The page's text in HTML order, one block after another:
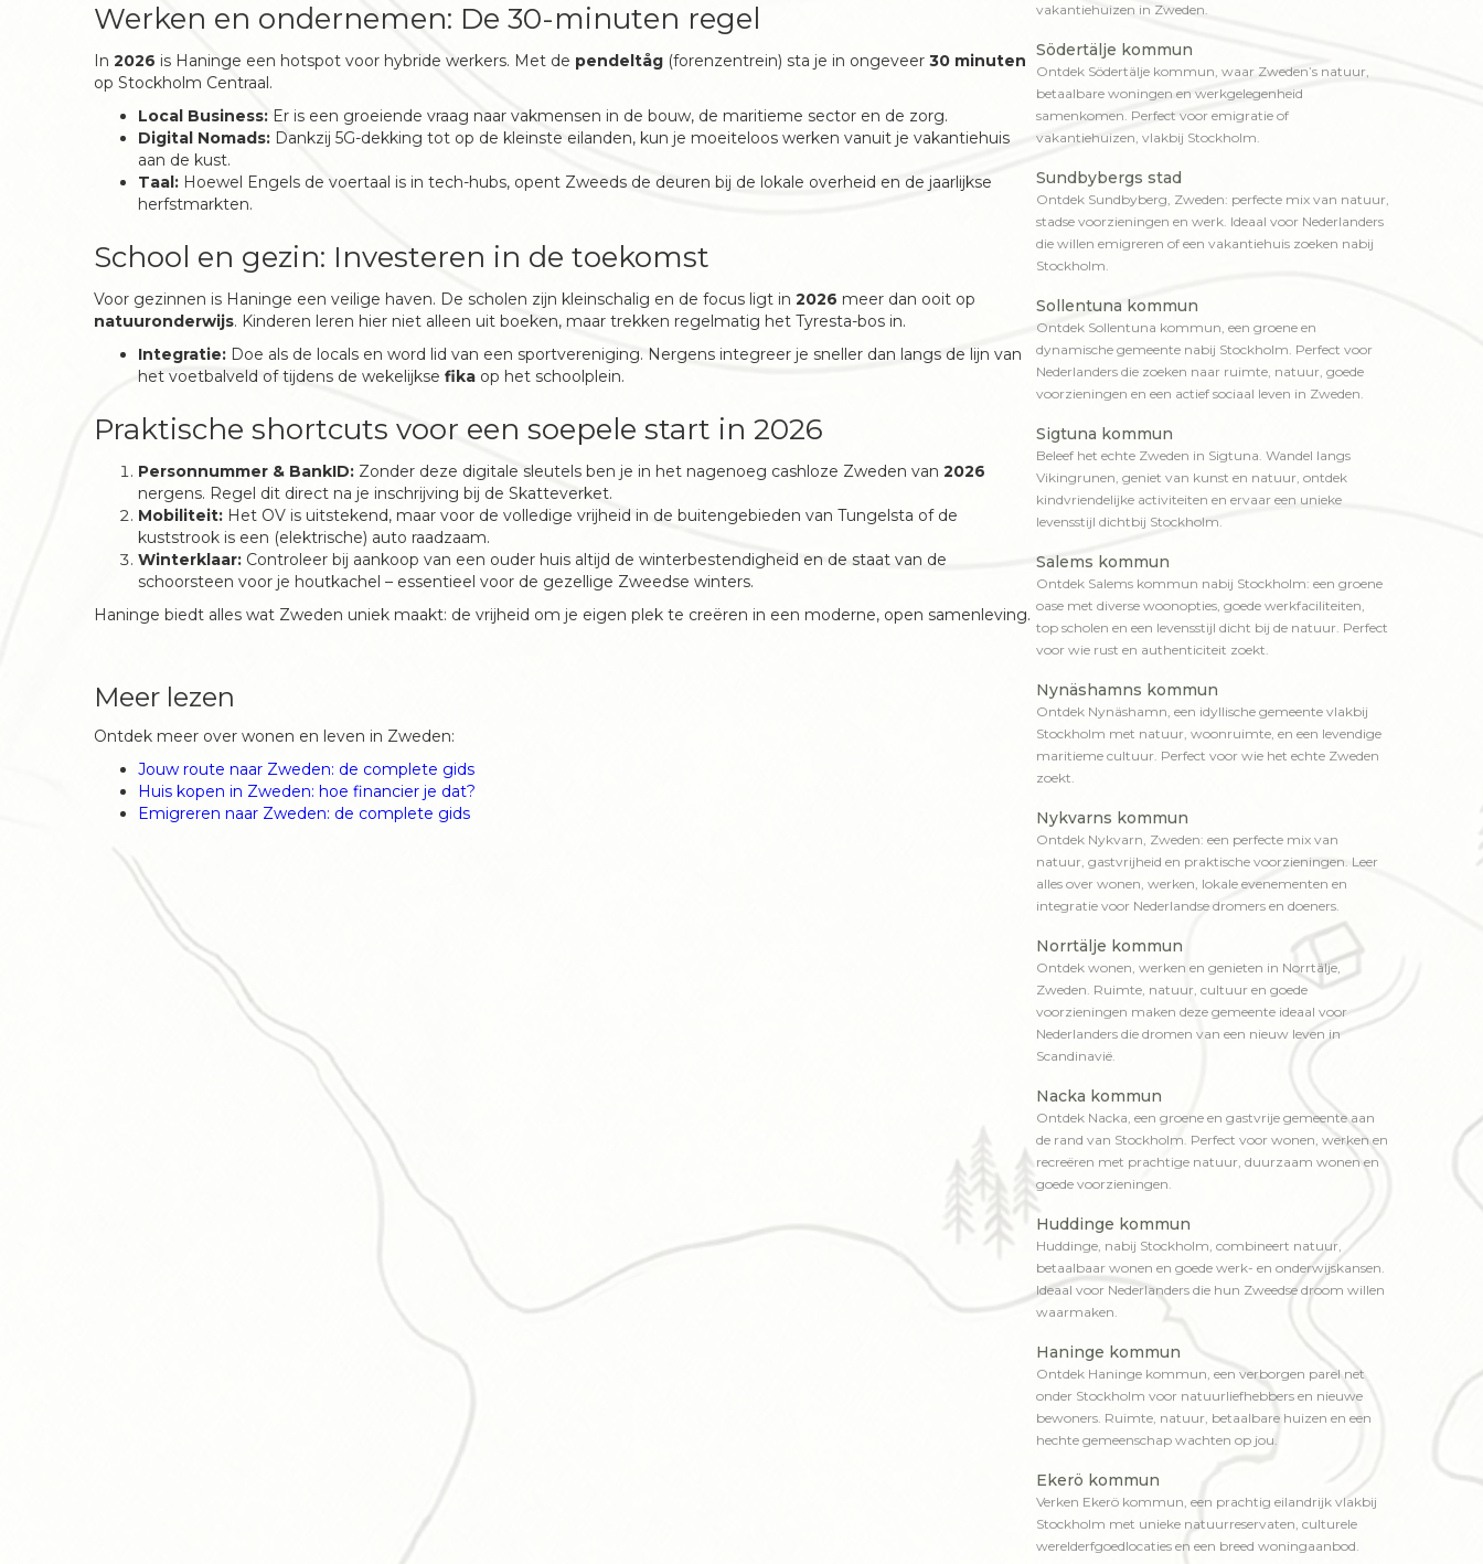
Werken en ondernemen: De 30-minuten regel
In2026 is Haninge een hotspot voor hybride werkers. Met de pendeltåg (forenzentrein) sta je in ongeveer30 minuten
op Stockholm Centraal.
Local Business: Er is een groeiende vraag naar vakmensen in de bouw, de maritieme sector en de zorg.
Digital Nomads: Dankzij 5G-dekking tot op de kleinste eilanden, kun je moeiteloos werken vanuit je vakantiehuis
aan de kust.
Taal: Hoewel Engels de voertaal is in tech-hubs, opent Zweeds de deuren bij de lokale overheid en de jaarlijkse
herfstmarkten.
School en gezin: Investeren in de toekomst
Voor gezinnen is Haninge een veilige haven. De scholen zijn kleinschalig en de focus ligt in2026 meer dan ooit op
natuuronderwijs. Kinderen leren hier niet alleen uit boeken, maar trekken regelmatig het Tyresta-bos in.
Integratie: Doe als de locals en word lid van een sportvereniging. Nergens integreer je sneller dan langs de lijn van
het voetbalveld of tijdens de wekelijksefika op het schoolplein.
Praktische shortcuts voor een soepele start in 2026
Personnummer & BankID: Zonder deze digitale sleutels ben je in het nagenoeg cashloze Zweden van2026
nergens. Regel dit direct na je inschrijving bij de Skatteverket.
Mobiliteit: Het OV is uitstekend, maar voor de volledige vrijheid in de buitengebieden van Tungelsta of de
kuststrook is een (elektrische) auto raadzaam.
Winterklaar: Controleer bij aankoop van een ouder huis altijd de winterbestendigheid en de staat van de
schoorsteen voor je houtkachel – essentieel voor de gezellige Zweedse winters.
Haninge biedt alles wat Zweden uniek maakt: de vrijheid om je eigen plek te creëren in een moderne, open samenleving.
Meer lezen
Ontdek meer over wonen en leven in Zweden:
Jouw route naar Zweden: de complete gids
Huis kopen in Zweden: hoe financier je dat?
Emigreren naar Zweden: de complete gids
vakantiehuizen in Zweden.
Södertälje kommun
Ontdek Södertälje kommun, waar Zweden’s natuur,
betaalbare woningen en werkgelegenheid
samenkomen. Perfect voor emigratie of
vakantiehuizen, vlakbij Stockholm.
Sundbybergs stad
Ontdek Sundbyberg, Zweden: perfecte mix van natuur,
stadse voorzieningen en werk. Ideaal voor Nederlanders
die willen emigreren of een vakantiehuis zoeken nabij
Stockholm.
Sollentuna kommun
Ontdek Sollentuna kommun, een groene en
dynamische gemeente nabij Stockholm. Perfect voor
Nederlanders die zoeken naar ruimte, natuur, goede
voorzieningen en een actief sociaal leven in Zweden.
Sigtuna kommun
Beleef het echte Zweden in Sigtuna. Wandel langs
Vikingrunen, geniet van kunst en natuur, ontdek
kindvriendelijke activiteiten en ervaar een unieke
levensstijl dichtbij Stockholm.
Salems kommun
Ontdek Salems kommun nabij Stockholm: een groene
oase met diverse woonopties, goede werkfaciliteiten,
top scholen en een levensstijl dicht bij de natuur. Perfect
voor wie rust en authenticiteit zoekt.
Nynäshamns kommun
Ontdek Nynäshamn, een idyllische gemeente vlakbij
Stockholm met natuur, woonruimte, en een levendige
maritieme cultuur. Perfect voor wie het echte Zweden
zoekt.
Nykvarns kommun
Ontdek Nykvarn, Zweden: een perfecte mix van
natuur, gastvrijheid en praktische voorzieningen. Leer
alles over wonen, werken, lokale evenementen en
integratie voor Nederlandse dromers en doeners.
Norrtälje kommun
Ontdek wonen, werken en genieten in Norrtälje,
Zweden. Ruimte, natuur, cultuur en goede
voorzieningen maken deze gemeente ideaal voor
Nederlanders die dromen van een nieuw leven in
Scandinavië.
Nacka kommun
Ontdek Nacka, een groene en gastvrije gemeente aan
de rand van Stockholm. Perfect voor wonen, werken en
recreëren met prachtige natuur, duurzaam wonen en
goede voorzieningen.
Huddinge kommun
Huddinge, nabij Stockholm, combineert natuur,
betaalbaar wonen en goede werk- en onderwijskansen.
Ideaal voor Nederlanders die hun Zweedse droom willen
waarmaken.
Haninge kommun
Ontdek Haninge kommun, een verborgen parel net
onder Stockholm voor natuurliefhebbers en nieuwe
bewoners. Ruimte, natuur, betaalbare huizen en een
hechte gemeenschap wachten op jou.
Ekerö kommun
Verken Ekerö kommun, een prachtig eilandrijk vlakbij
Stockholm met unieke natuurreservaten, culturele
werelderfgoedlocaties en een breed woningaanbod.